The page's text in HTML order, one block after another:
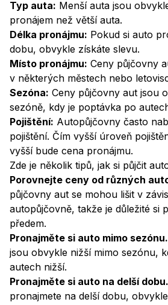
Typ auta: Menší auta jsou
pronájem než větší auta.
Délka pronájmu: Pokud si auto
dobu, obvykle získáte slevu.
Místo pronájmu: Ceny půjčovny
v některých městech nebo
Sezóna: Ceny půjčovny aut jsou
sezóně, kdy je poptávka po
Pojištění: Autopůjčovny často
pojištění. Čím vyšší úroveň
vyšší bude cena pronájmu.
Zde je několik tipů, jak si půjčit
Porovnejte ceny od různých
půjčovny aut se mohou lišit v
autopůjčovně, takže je důležité si
předem.
Pronajměte si auto mimo sezónu.
jsou obvykle nižší mimo sezónu,
autech nižší.
Pronajměte si auto na delší dobu.
pronajmete na delší dobu,